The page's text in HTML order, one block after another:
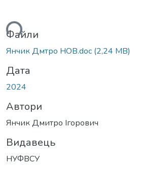
Файли
Янчик Дмтро НОВ.doc (2,24 MB)
Дата
2024
Автори
Янчик Дмитро Ігорович
Видавець
НУФВСУ